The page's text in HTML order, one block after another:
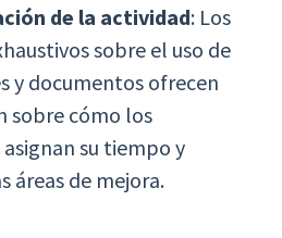
de la actividad: Los
sobre el uso de
y documentos ofrecen
sobre cómo los
su tiempo y
áreas de mejora.